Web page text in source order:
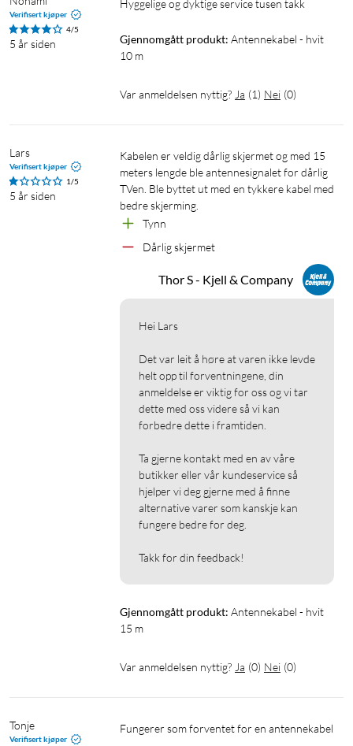
Verifisert kjøper
4/5
5 år siden
Hyggelige og dyktige service tusen takk
Gjennomgått produkt: Antennekabel - hvit
10 m
Var anmeldelsen nyttig? Ja (1) Nei (0)
Lars
Verifisert kjøper
1/5
5 år siden
Kabelen er veldig dårlig skjermet og med 15
meters lengde ble antennesignalet for dårlig
TVen. Ble byttet ut med en tykkere kabel med
bedre skjerming.
Tynn
Dårlig skjermet
Thor S - Kjell & Company
Hei Lars
Det var leit å høre at varen ikke levde
helt opp til forventningene, din
anmeldelse er viktig for oss og vi tar
dette med oss videre så vi kan
forbedre dette i framtiden.
Ta gjerne kontakt med en av våre
butikker eller vår kundeservice så
hjelper vi deg gjerne med å finne
alternative varer som kanskje kan
fungere bedre for deg.
Takk for din feedback!
Gjennomgått produkt: Antennekabel - hvit
15 m
Var anmeldelsen nyttig? Ja (0) Nei (0)
Tonje
Verifisert kjøper